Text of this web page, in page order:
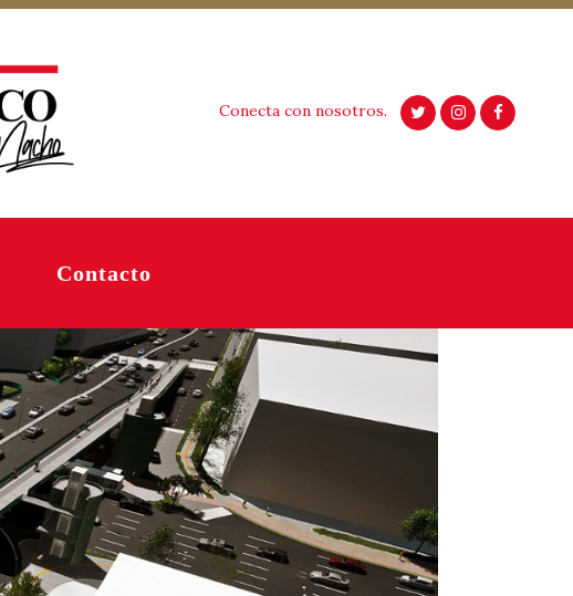
Conecta con nosotros.
Contacto